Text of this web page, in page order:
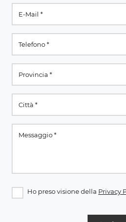
Ho preso visione della Privacy